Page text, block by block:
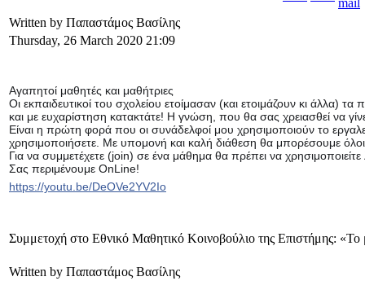
Written by Παπαστάμος Βασίλης
Thursday, 26 March 2020 21:09
Αγαπητοί μαθητές και μαθήτριες
Οι εκπαιδευτικοί του σχολείου ετοίμασαν (και ετοιμάζουν κι
και με ευχαρίστηση κατακτάτε! Η γνώση, που θα σας χρειασθεί να
Είναι η πρώτη φορά που οι συνάδελφοί μου χρησιμοποιούν το
χρησιμοποιήσετε. Με υπομονή και καλή διάθεση θα μπορέσουμε
Για να συμμετέχετε (join) σε ένα μάθημα θα πρέπει να
Σας περιμένουμε OnLine!
https://youtu.be/DeOVe2YV2Io
Συμμετοχή στο Εθνικό Μαθητικό Κοινοβούλιο της Επιστήμης: «Το
Written by Παπαστάμος Βασίλης